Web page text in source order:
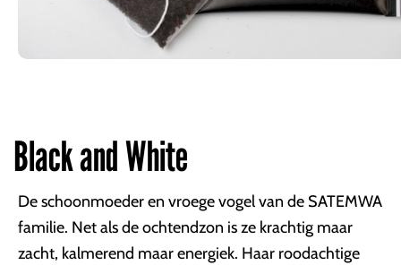
Black and White
De schoonmoeder en vroege vogel van de SATEMWA
familie. Net als de ochtendzon is ze krachtig maar
zacht, kalmerend maar energiek. Haar roodachtige